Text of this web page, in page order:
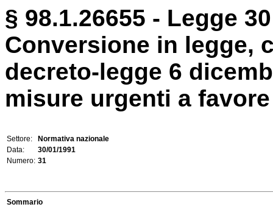
§ 98.1.26655 - Legge
Conversione in legge,
decreto-legge 6
misure urgenti a
Settore:
Normativa nazionale
Data:
30/01/1991
Numero: 31
Sommario